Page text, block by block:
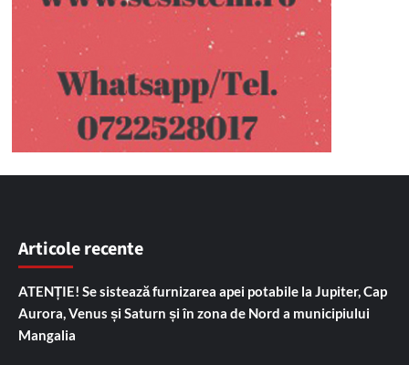
Articole recente
ATENȚIE! Se sistează furnizarea apei potabile la Jupiter, Cap
Aurora, Venus și Saturn și în zona de Nord a municipiului
Mangalia